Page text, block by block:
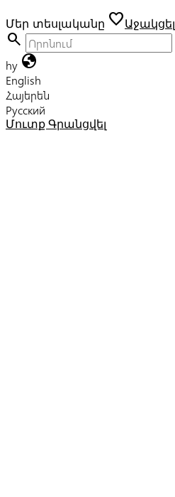
Մեր տեսլականը favoriteԱջակցել
search
hy globe
English
Հայերեն
Русский
Մուտք Գրանցվել